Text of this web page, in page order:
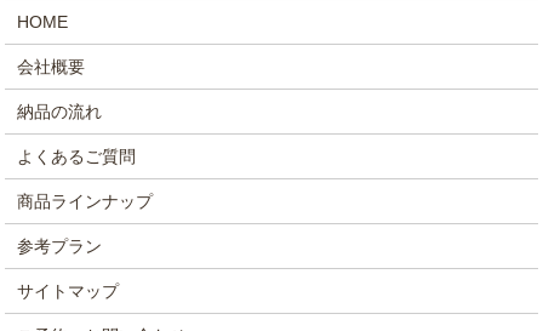
HOME
会社概要
納品の流れ
よくあるご質問
商品ラインナップ
参考プラン
サイトマップ